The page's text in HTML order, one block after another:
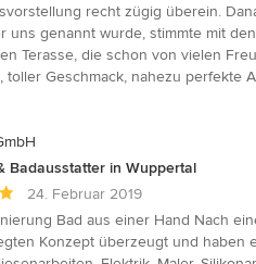
recht zügig überein.
uns genannt wurde, stimmte mit
Terasse, die schon von vielen
toller Geschmack, nahezu perfekte
Badausstatter in Wuppertal
24. Februar 2019
Bad aus einer Hand Nach
Konzept überzeugt und haben